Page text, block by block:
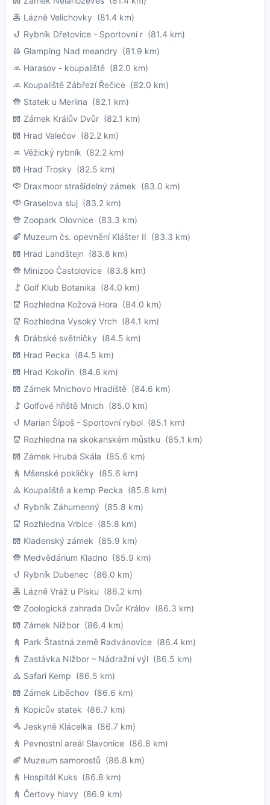
Lázně Velichovky (81.4 km)
Rybník Dřetovice - Sportovní r (81.4 km)
Glamping Nad meandry (81.9 km)
Harasov - koupaliště (82.0 km)
Koupaliště Zábřezí Řečice (82.0 km)
Statek u Merlina (82.1 km)
Zámek Králův Dvůr (82.1 km)
Hrad Valečov (82.2 km)
Věžický rybník (82.2 km)
Hrad Trosky (82.5 km)
Draxmoor strašidelný zámek (83.0 km)
Graselova sluj (83.2 km)
Zoopark Olovnice (83.3 km)
Muzeum čs. opevnění Klášter II (83.3 km)
Hrad Landštejn (83.8 km)
Minizoo Častolovice (83.8 km)
Golf Klub Botanika (84.0 km)
Rozhledna Kožová Hora (84.0 km)
Rozhledna Vysoký Vrch (84.1 km)
Drábské světničky (84.5 km)
Hrad Pecka (84.5 km)
Hrad Kokořín (84.6 km)
Zámek Mnichovo Hradiště (84.6 km)
Golfové hřiště Mnich (85.0 km)
Marian Šípoš - Sportovní rybol (85.1 km)
Rozhledna na skokanském můstku (85.1 km)
Zámek Hrubá Skála (85.6 km)
Mšenské pokličky (85.6 km)
Koupaliště a kemp Pecka (85.8 km)
Rybník Záhumenný (85.8 km)
Rozhledna Vrbice (85.8 km)
Kladenský zámek (85.9 km)
Medvědárium Kladno (85.9 km)
Rybník Dubenec (86.0 km)
Lázně Vráž u Písku (86.2 km)
Zoologická zahrada Dvůr Králov (86.3 km)
Zámek Nižbor (86.4 km)
Park Štastná země Radvánovice (86.4 km)
Zastávka Nižbor – Nádražní výl (86.5 km)
Safari Kemp (86.5 km)
Zámek Liběchov (86.6 km)
Kopicův statek (86.7 km)
Jeskyně Klácelka (86.7 km)
Pevnostní areál Slavonice (86.8 km)
Muzeum samorostů (86.8 km)
Hospitál Kuks (86.8 km)
Čertovy hlavy (86.9 km)